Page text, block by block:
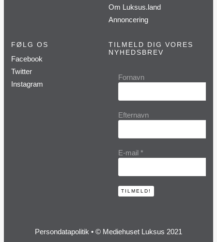
Om Luksus.land
Annoncering
FØLG OS
Facebook
Twitter
Instagram
TILMELD DIG VORES
NYHEDSBREV
Fornavn
Efternavn
E-mail *
Persondatapolitik • © Mediehuset Luksus 2021